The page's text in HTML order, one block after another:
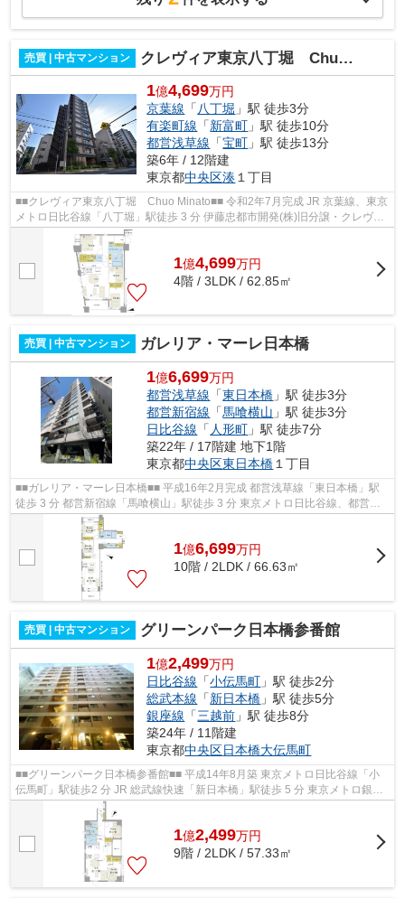
売買 | 中古マンション クレヴィア東京八丁堀 Chuo Minato
1億4,699万円
京葉線 「八丁堀 」駅 徒歩3分
有楽町線 「新富町 」駅 徒歩10分
都営浅草線 「宝町 」駅 徒歩13分
築6年 / 12階建
東京都中央区湊１丁目
■■クレヴィア東京八丁堀 Chuo Minato■■ 令和2年7月完成 JR 京葉線、東京
メトロ日比谷線「八丁堀」駅徒歩 3 分 伊藤忠都市開発(株)旧分譲・クレヴィ
アシリーズ 「東京」駅、『銀座...
1億4,699万円
4階 / 3LDK / 62.85㎡
売買 | 中古マンション ガレリア・マーレ日本橋
1億6,699万円
都営浅草線 「東日本橋 」駅 徒歩3分
都営新宿線 「馬喰横山 」駅 徒歩3分
日比谷線 「 人形町 」駅 徒歩7分
築22年 / 17階建 地下1階
東京都中央区東日本橋１丁目
■■ガレリア・マーレ日本橋■■ 平成16年2月完成 都営浅草線「東日本橋」駅
徒歩 3 分 都営新宿線「馬喰横山」駅徒歩 3 分 東京メトロ日比谷線、都営浅
1億6,699万円
10階 / 2LDK / 66.63㎡
売買 | 中古マンション グリーンパーク日本橋参番館
1億2,499万円
日比谷線 「小伝馬町 」駅 徒歩2分
総武本線 「新日本橋 」駅 徒歩5分
銀座線 「三越前 」駅 徒歩8分
築24年 / 11階建
東京都中央区日本橋大伝馬町
■■グリーンパーク日本橋参番館■■ 平成14年8月築 東京メトロ日比谷線「小
伝馬町」駅徒歩2 分 JR 総武線快速「新日本橋」駅徒歩 5 分 東京メトロ銀座
線、半蔵門線「三越前」駅徒歩 8 ...
1億2,499万円
9階 / 2LDK / 57.33㎡